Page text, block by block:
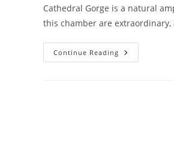
Cathedral Gorge is a natural
this chamber are
Continue Reading Bungle
Bungle: